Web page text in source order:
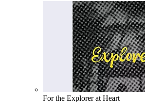
For the Explorer at Heart